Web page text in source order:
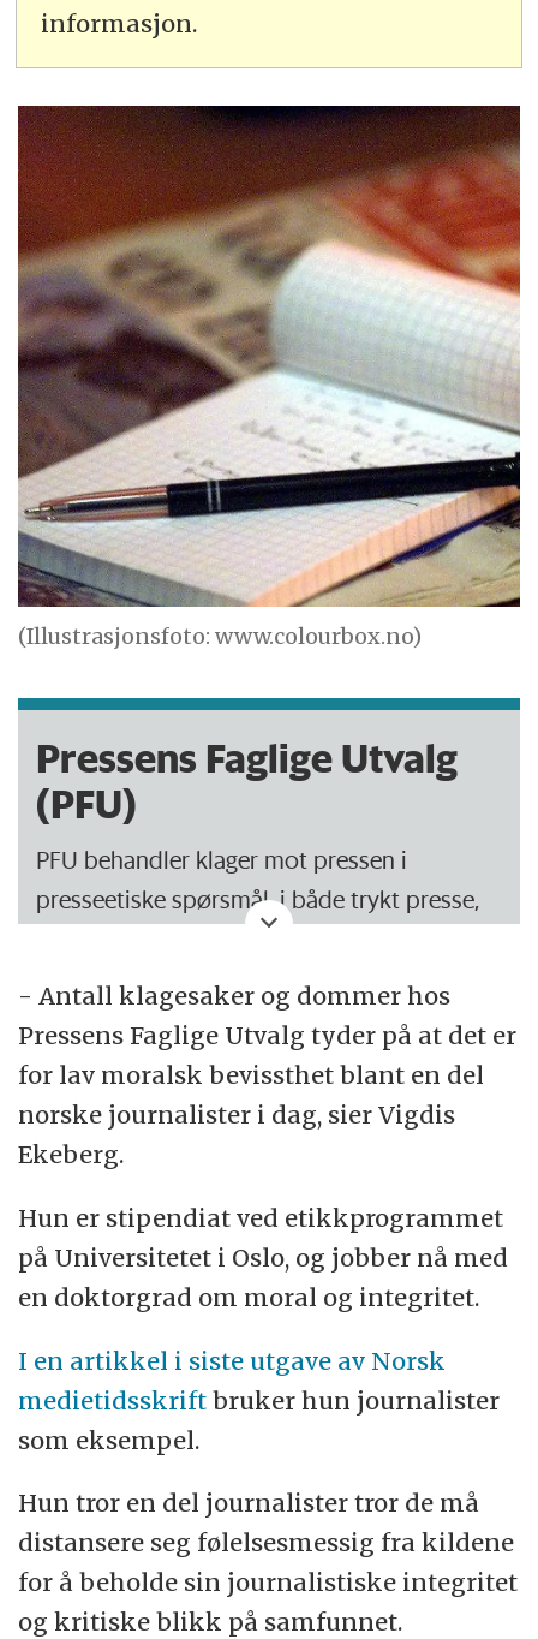
informasjon.
(Illustrasjonsfoto: www.colourbox.no)
Pressens Faglige Utvalg
(PFU)
PFU behandler klager mot pressen i
presseetiske spørsmål, i både trykt presse,
PFU består av sju medlemmer: fire fra
pressen og tre fra allmennheten.
Fram til 1.7 2012 sitter disse i utvalget:
For pressen:
Hilde Haugsgjerd (leder), NR, Aftenposten
John Olav Egeland, NR, Dagbladet
Line Noer Borrevik (nestleder), NJ, Stavanger
Aftenblad
Øyvind Brigg, NJ, TV 2
For allmennheten:
Henrik Syse
Camilla Serck-Hanssen
Eva Sannum
- Antall klagesaker og dommer hos
Pressens Faglige Utvalg tyder på at det er
for lav moralsk bevissthet blant en del
norske journalister i dag, sier Vigdis
Ekeberg.
Hun er stipendiat ved etikkprogrammet
på Universitetet i Oslo, og jobber nå med
en doktorgrad om moral og integritet.
I en artikkel i siste utgave av Norsk
medietidsskrift bruker hun journalister
som eksempel.
Hun tror en del journalister tror de må
distansere seg følelsesmessig fra kildene
for å beholde sin journalistiske integritet
og kritiske blikk på samfunnet.